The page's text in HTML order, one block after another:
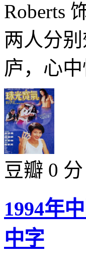
Roberts
两人分
庐，心
豆瓣 0 分
1994年
中字